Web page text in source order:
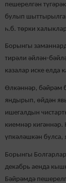
пешерелгән
булып
һ.б. төрки
Борынгы
тирәли әйлән-
казалар иске елда
Өлкәннәр, бәйрәм
яндырып, өйдән
ишегалдын
киемнәр кигәннәр.
үпкәләшкән булса,
Борынгы
декабрь аенда
Бәйрәмдә